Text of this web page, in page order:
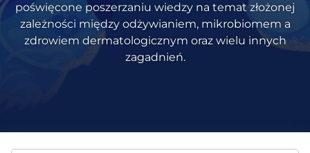
poświęcone poszerzaniu wiedzy na temat złożonej
zależności między odżywianiem, mikrobiomem a
zdrowiem dermatologicznym oraz wielu innych
zagadnień.